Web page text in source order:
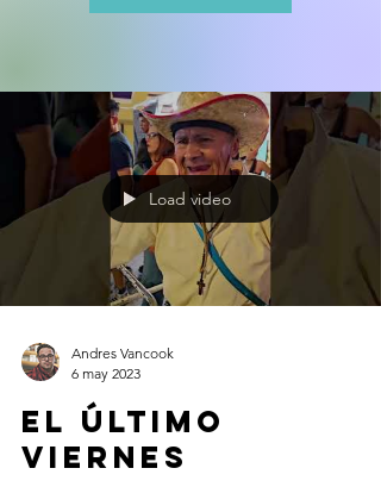
Load video
Andres Vancook
6 may 2023
EL ÚLTIMO
VIERNES